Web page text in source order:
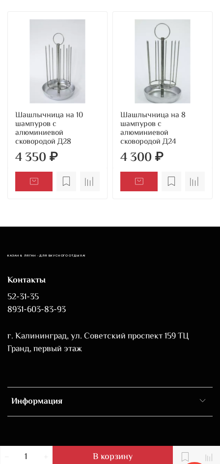
В корзину
Шашлычница на 10
шампуров с
алюминиевой
сковородой Д28
4 350 ₽
Шашлычница на 8
шампуров с
алюминиевой
сковородой Д24
4 300 ₽
КАЗАН & ЛЯГАН - ДЛЯ ВКУСНОГО ОТДЫХА!
Информация
Контакты
52-31-35
8931-603-83-93
г. Калининград, ул. Советский проспект 159 ТЦ
Гранд, первый этаж